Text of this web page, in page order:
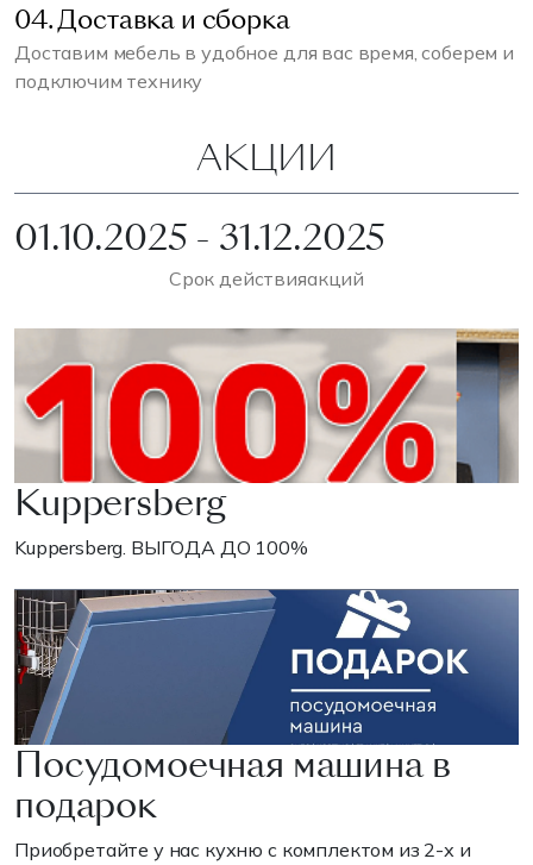
04. Доставка и сборка
Доставим мебель в удобное для вас время, соберем и
подключим технику
АКЦИИ
01.10.2025 - 31.12.2025
Срок действияакций
Kuppersberg
Kuppersberg. ВЫГОДА ДО 100%
Посудомоечная машина в
подарок
Приобретайте у нас кухню с комплектом из 2-х и